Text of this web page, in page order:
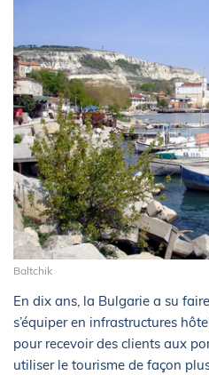
Baltchik
En dix ans, la Bulgarie a su
s’équiper en infrastructures
pour recevoir des clients aux
utiliser le tourisme de façon